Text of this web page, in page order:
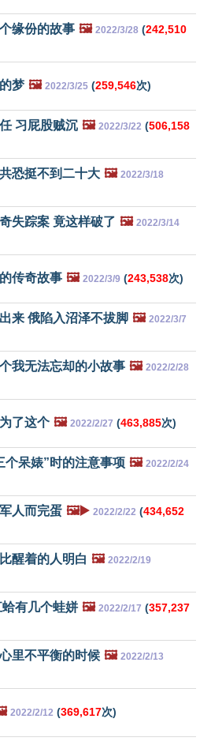
缘份的故事 🖼️ 2022/3/28 (242,510
梦 🖼️ 2022/3/25 (259,546次)
习屁股贼沉 🖼️ 2022/3/22 (506,158
恐挺不到二十大 🖼️ 2022/3/18
失踪案 竟这样破了 🖼️ 2022/3/14
传奇故事 🖼️ 2022/3/9 (243,538次)
来 俄陷入沼泽不拔脚 🖼️ 2022/3/7
我无法忘却的小故事 🖼️ 2022/2/28
了这个 🖼️ 2022/2/27 (463,885次)
个呆婊”时的注意事项 🖼️ 2022/2/24
人而完蛋 🖼️▶️ 2022/2/22 (434,652
醒着的人明白 🖼️ 2022/2/19
有几个蛙姘 🖼️ 2022/2/17 (357,237
里不平衡的时候 🖼️ 2022/2/13
2022/2/12 (369,617次)